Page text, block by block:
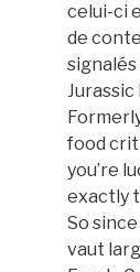
celui-ci
de
food
you’re
exactly
So
vaut